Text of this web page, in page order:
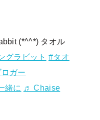
(*^^*) タオル
グラビット #タオ
ガー
緒に
♬ Chaise